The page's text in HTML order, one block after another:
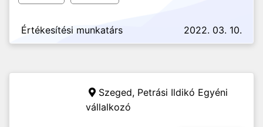
Értékesítési munkatárs 2022. 03. 10.
Szeged, Petrási Ildikó Egyéni
vállalkozó